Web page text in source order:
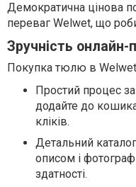
Демократична цінова
переваг Welwet, що
Зручність онлайн-
Покупка тюлю в Welwet
Простий процес
додайте до
кліків.
Детальний
описом і
здатності.